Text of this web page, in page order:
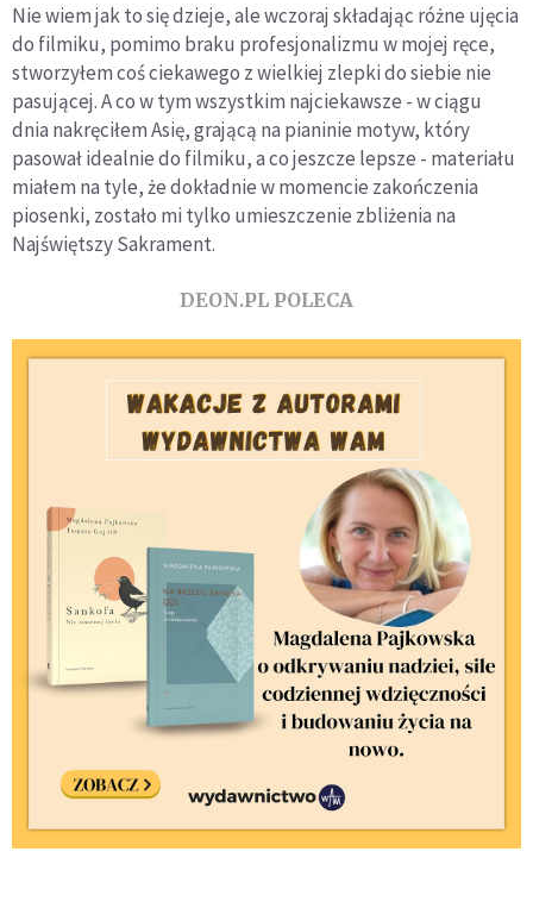
Nie wiem jak to się dzieje, ale wczoraj składając różne ujęcia
do filmiku, pomimo braku profesjonalizmu w mojej ręce,
stworzyłem coś ciekawego z wielkiej zlepki do siebie nie
pasującej. A co w tym wszystkim najciekawsze - w ciągu
dnia nakręciłem Asię, grającą na pianinie motyw, który
pasował idealnie do filmiku, a co jeszcze lepsze - materiału
miałem na tyle, że dokładnie w momencie zakończenia
piosenki, zostało mi tylko umieszczenie zbliżenia na
Najświętszy Sakrament.
DEON.PL POLECA